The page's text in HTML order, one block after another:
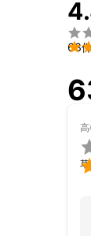
テ
ア
山
63